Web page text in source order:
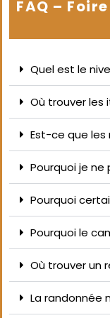
FAQ –
Quel est le
Où trouver les
Est-ce que
Pourquoi je ne
Pourquoi
Pourquoi le
Où trouver un
La randonnée